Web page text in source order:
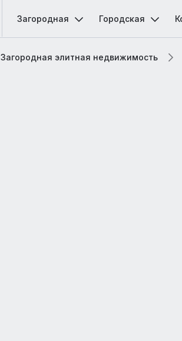
Загородная Городская
Загородная элитная недвижимость